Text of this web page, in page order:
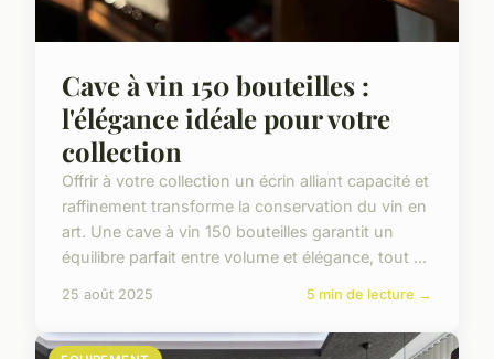
Cave à vin 150 bouteilles :
l'élégance idéale pour votre
collection
Offrir à votre collection un écrin alliant capacité et
raffinement transforme la conservation du vin en
art. Une cave à vin 150 bouteilles garantit un
équilibre parfait entre volume et élégance, tout ...
25 août 2025 5 min de lecture →